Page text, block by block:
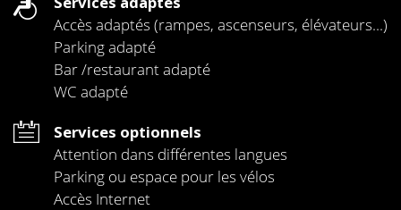
Accès adaptés (rampes, ascenseurs, élévateurs...)
Parking adapté
Bar /restaurant adapté
WC adapté
Services optionnels
Attention dans différentes langues
Parking ou espace pour les vélos
Accès Internet